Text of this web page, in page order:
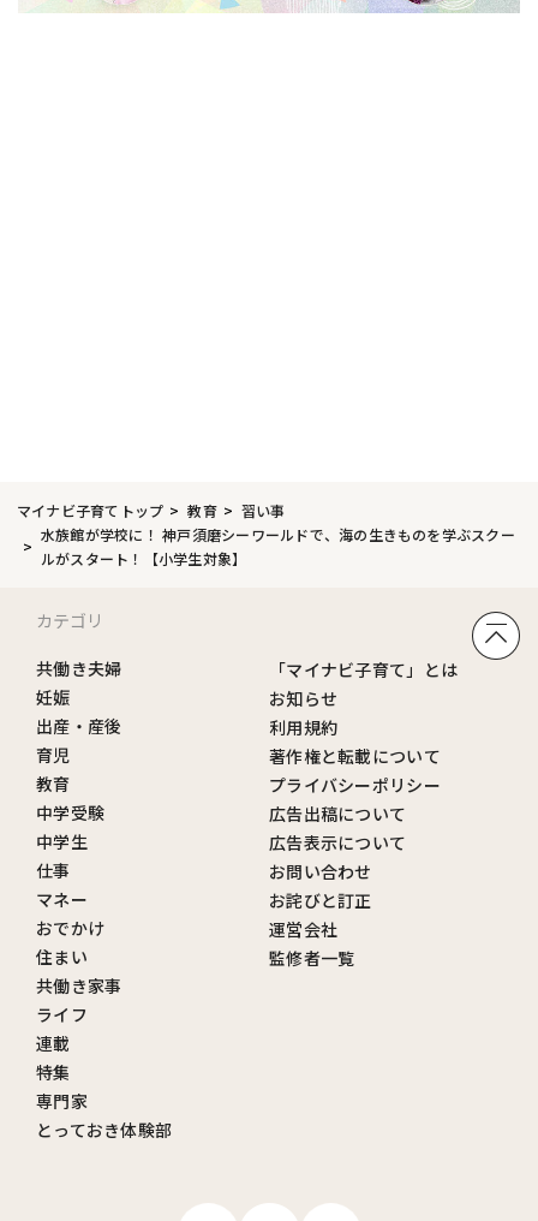
マイナビ子育てトップ 教育
習い事
水族館が学校に！ 神戸須磨シーワールドで、海の生きものを学ぶスクー
ルがスタート！【小学生対象】
カテゴリ
共働き夫婦
妊娠
出産・産後
育児
教育
中学受験
中学生
仕事
マネー
おでかけ
住まい
共働き家事
ライフ
連載
特集
専門家
とっておき体験部
「マイナビ子育て」とは
お知らせ
利用規約
著作権と転載について
プライバシーポリシー
広告出稿について
広告表示について
お問い合わせ
お詫びと訂正
運営会社
監修者一覧